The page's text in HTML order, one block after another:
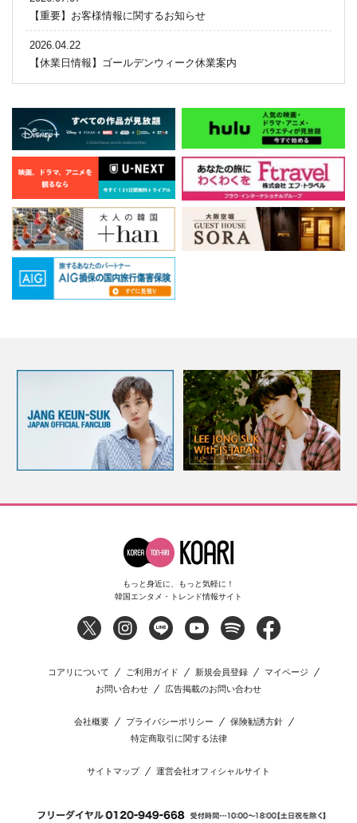
【重要】お客様情報に関するお知らせ
2026.04.22
【休業日情報】ゴールデンウィーク休業案内
もっと身近に、もっと気軽に！
韓国エンタメ・トレンド情報サイト
コアリについて ご利用ガイド 新規会員登録
マイページ
お問い合わせ
広告掲載のお問い合わせ
会社概要 プライバシーポリシー
保険勧誘方針
特定商取引に関する法律
サイトマップ 運営会社オフィシャルサイト